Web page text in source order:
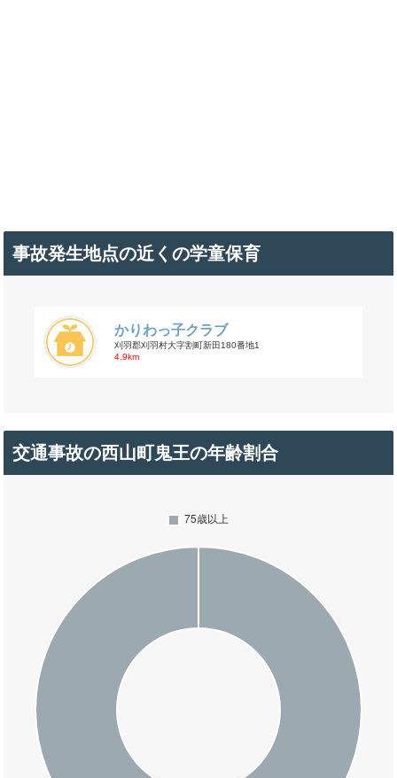
事故発生地点の近くの学童保育
かりわっ子クラブ
刈羽郡刈羽村大字割町新田180番地1
4.9km
交通事故の西山町鬼王の年齢割合